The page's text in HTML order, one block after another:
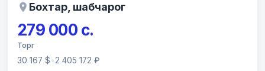
Бохтар, шабчарог
279 000 с.
Торг
30 167 $•2 405 172 ₽